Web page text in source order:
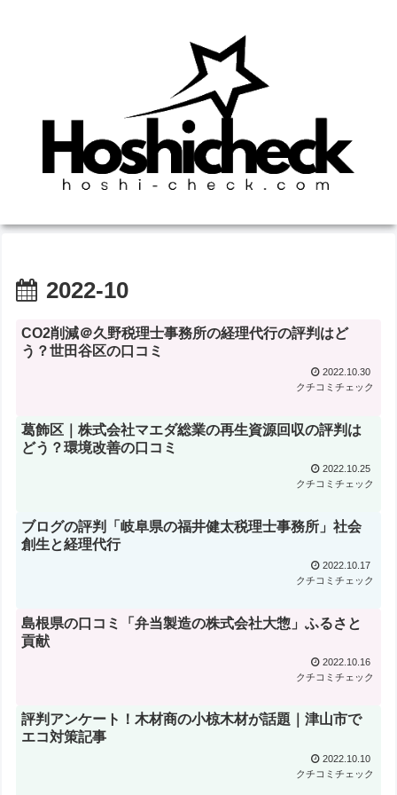
2022-10
CO2削減＠久野税理士事務所の経理代行の評判はど
う？世田谷区の口コミ
2022.10.30
クチコミチェック
葛飾区｜株式会社マエダ総業の再生資源回収の評判は
どう？環境改善の口コミ
2022.10.25
クチコミチェック
ブログの評判「岐阜県の福井健太税理士事務所」社会
創生と経理代行
2022.10.17
クチコミチェック
島根県の口コミ「弁当製造の株式会社大惣」ふるさと
貢献
2022.10.16
クチコミチェック
評判アンケート！木材商の小椋木材が話題｜津山市で
エコ対策記事
2022.10.10
クチコミチェック